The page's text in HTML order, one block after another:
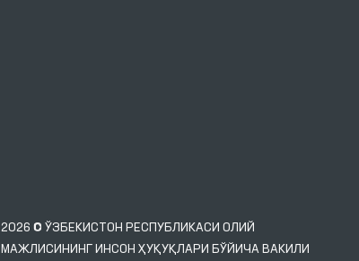
2026 © ЎЗБЕКИСТОН РЕСПУБЛИКАСИ ОЛИЙ
МАЖЛИСИНИНГ ИНСОН ҲУҚУҚЛАРИ БЎЙИЧА ВАКИЛИ